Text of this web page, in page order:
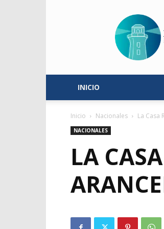
INICIO
Inicio Nacionales La Casa
NACIONALES
LA